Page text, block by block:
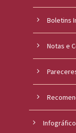
Boletins
Notas e